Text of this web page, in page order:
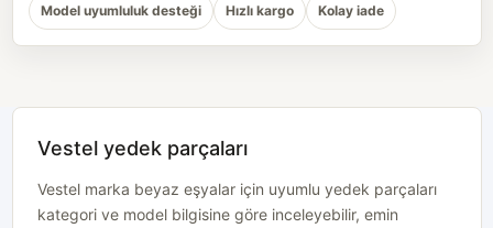
Model uyumluluk desteği Hızlı kargo Kolay iade
Vestel yedek parçaları
Vestel marka beyaz eşyalar için uyumlu yedek parçaları
kategori ve model bilgisine göre inceleyebilir, emin